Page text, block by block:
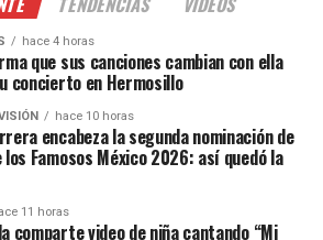
hace 4 horas
que sus canciones cambian con ella
concierto en Hermosillo
hace 10 horas
encabeza la segunda nominación de
los Famosos México 2026: así quedó la
11 horas
comparte video de niña cantando “Mi